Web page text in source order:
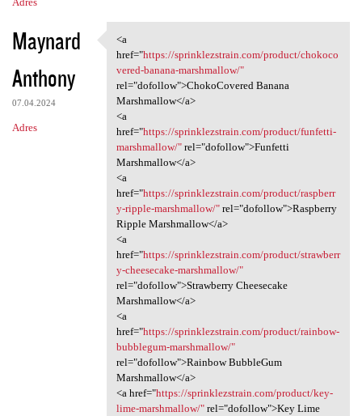
Maynard
Anthony
07.04.2024
Adres
<a href="https:/
<a
href="https://sprinklezstrain.com/product/chokoco
vered-banana-marshmallow/"
rel="dofollow">ChokoCovered Banana
Marshmallow</a>
<a
href="https://sprinklezstrain.com/product/funfetti-
marshmallow/"rel="dofollow">Funfetti
Marshmallow</a>
<a
href="https://sprinklezstrain.com/product/raspberr
y-ripple-marshmallow/"rel="dofollow">Raspberry
Ripple Marshmallow</a>
<a
href="https://sprinklezstrain.com/product/strawberr
y-cheesecake-marshmallow/"
rel="dofollow">Strawberry Cheesecake
Marshmallow</a>
<a
href="https://sprinklezstrain.com/product/rainbow-
bubblegum-marshmallow/"
rel="dofollow">Rainbow BubbleGum
Marshmallow</a>
<a href="https://sprinklezstrain.com/product/key-
lime-marshmallow/"rel="dofollow">Key Lime